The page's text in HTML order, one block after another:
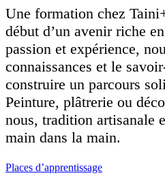
Une formation chez
début d’un avenir riche
passion et expérience,
connaissances et le
construire un parcours
Peinture, plâtrerie ou
nous, tradition artisanale
main dans la main.
Places d’apprentissage